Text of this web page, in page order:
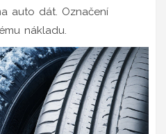
auto dát. Označení
nákladu.